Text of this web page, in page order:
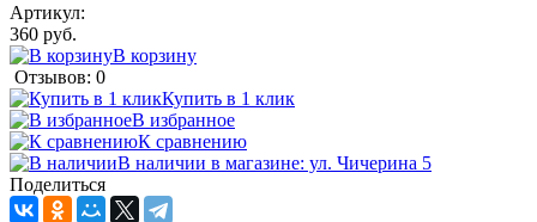
Артикул:
360 руб.
В корзину
Отзывов: 0
Купить в 1 клик
В избранное
К сравнению
В наличии в магазине: ул. Чичерина 5
Поделиться